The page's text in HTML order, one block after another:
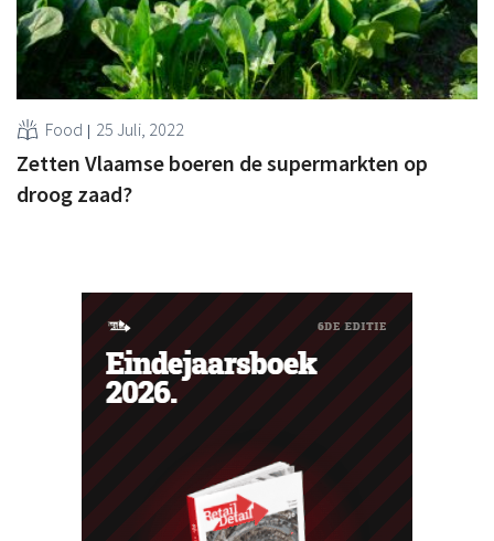
Food 25 Juli, 2022
Zetten Vlaamse boeren de supermarkten op
droog zaad?